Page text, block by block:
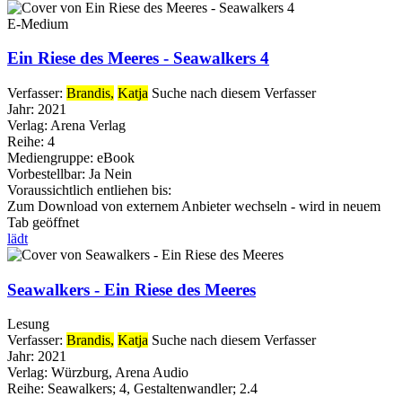
E-Medium
Ein Riese des Meeres - Seawalkers 4
Verfasser: Brandis, Katja Suche nach diesem Verfasser
Jahr: 2021
Verlag: Arena Verlag
Reihe: 4
Mediengruppe: eBook
Vorbestellbar: Ja Nein
Voraussichtlich entliehen bis:
Zum Download von externem Anbieter wechseln - wird in neuem
Tab geöffnet
lädt
Seawalkers - Ein Riese des Meeres
Lesung
Verfasser: Brandis, Katja Suche nach diesem Verfasser
Jahr: 2021
Verlag: Würzburg, Arena Audio
Reihe: Seawalkers; 4, Gestaltenwandler; 2.4